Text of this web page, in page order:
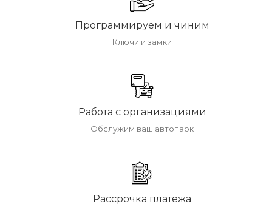
Программируем и чиним
Ключи и замки
Работа с организациями
Обслужим ваш автопарк
Рассрочка платежа